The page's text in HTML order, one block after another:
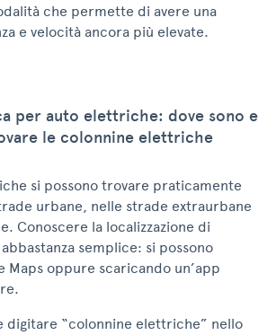
che permette di avere una
e velocità ancora più elevate.
per auto elettriche: dove sono e
le colonnine elettriche
si possono trovare praticamente
urbane, nelle strade extraurbane
Conoscere la localizzazione di
semplice: si possono
Maps oppure scaricando un’app
digitare “colonnine elettriche” nello